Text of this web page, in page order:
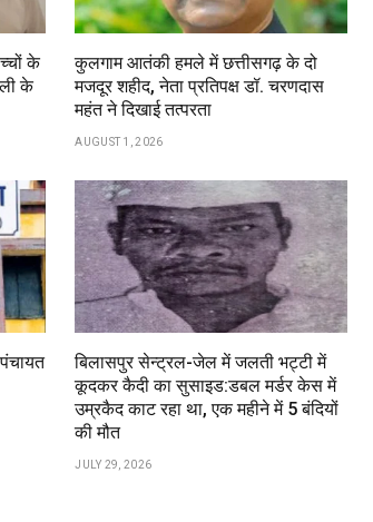
के
के
कुलगाम आतंकी हमले में छत्तीसगढ़ के दो
मजदूर शहीद, नेता प्रतिपक्ष डॉ. चरणदास
महंत ने दिखाई तत्परता
AUGUST 1, 2026
बिलासपुर सेन्ट्रल-जेल में जलती भट्टी में
कूदकर कैदी का सुसाइड:डबल मर्डर केस में
उम्रकैद काट रहा था, एक महीने में 5 बंदियों
की मौत
JULY 29, 2026